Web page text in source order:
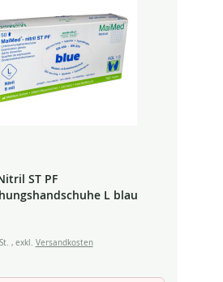
ST PF
L blau
, exkl. Versandkosten